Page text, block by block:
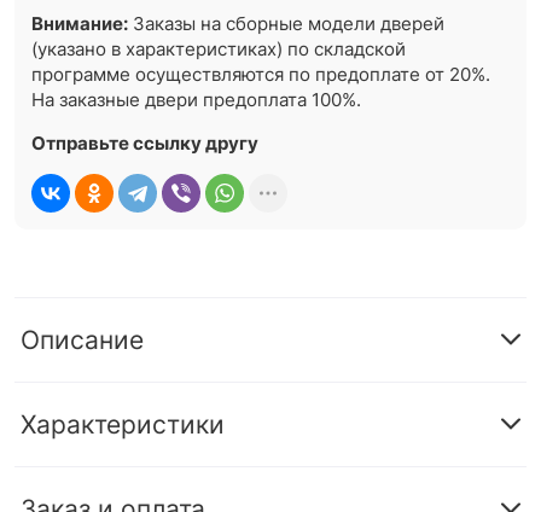
Внимание: Заказы на сборные модели дверей
(указано в характеристиках) по складской
программе осуществляются по предоплате от 20%.
На заказные двери предоплата 100%.
Отправьте ссылку другу
Описание
Характеристики